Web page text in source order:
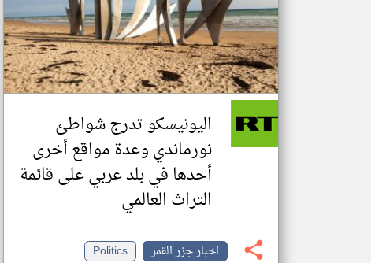
اليونيسكو تدرج شواطئ
نورماندي وعدة مواقع أخرى
أحدها في بلد عربي على قائمة
التراث العالمي
اخبار جزر القمر
Politics